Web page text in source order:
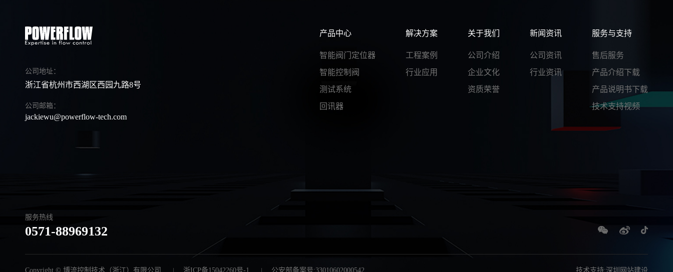
公司地址：
浙江省杭州市西湖区西园九路8号
公司邮箱：
jackiewu@powerflow-tech.com
产品中心
智能阀门定位器
智能控制阀
测试系统
回讯器
解决方案
工程案例
行业应用
关于我们
公司介绍
企业文化
资质荣誉
新闻资讯
公司资讯
行业资讯
服务与支持
售后服务
产品介绍下载
产品说明书下载
技术支持视频
服务热线
0571-88969132
Copyright © 博流控制技术（浙江）有限公司 浙ICP备15042260号-1 公安部备案号:33010602000542 技术支持:深圳网站建设